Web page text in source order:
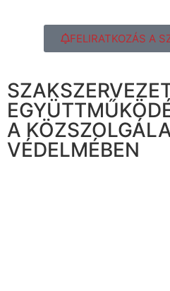
FELIRATKOZÁS A
A
VÉDELMÉBEN